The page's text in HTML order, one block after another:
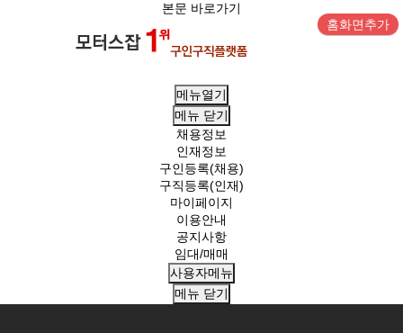
본문 바로가기
홈화면추가
메뉴열기
메뉴 닫기
채용정보
인재정보
구인등록(채용)
구직등록(인재)
마이페이지
이용안내
공지사항
임대/매매
사용자메뉴
메뉴 닫기